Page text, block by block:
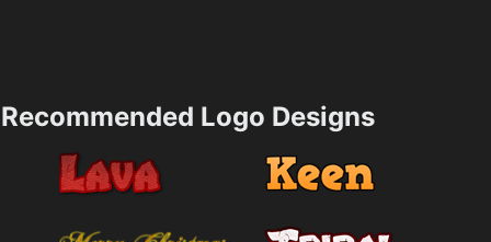
Recommended Logo Designs